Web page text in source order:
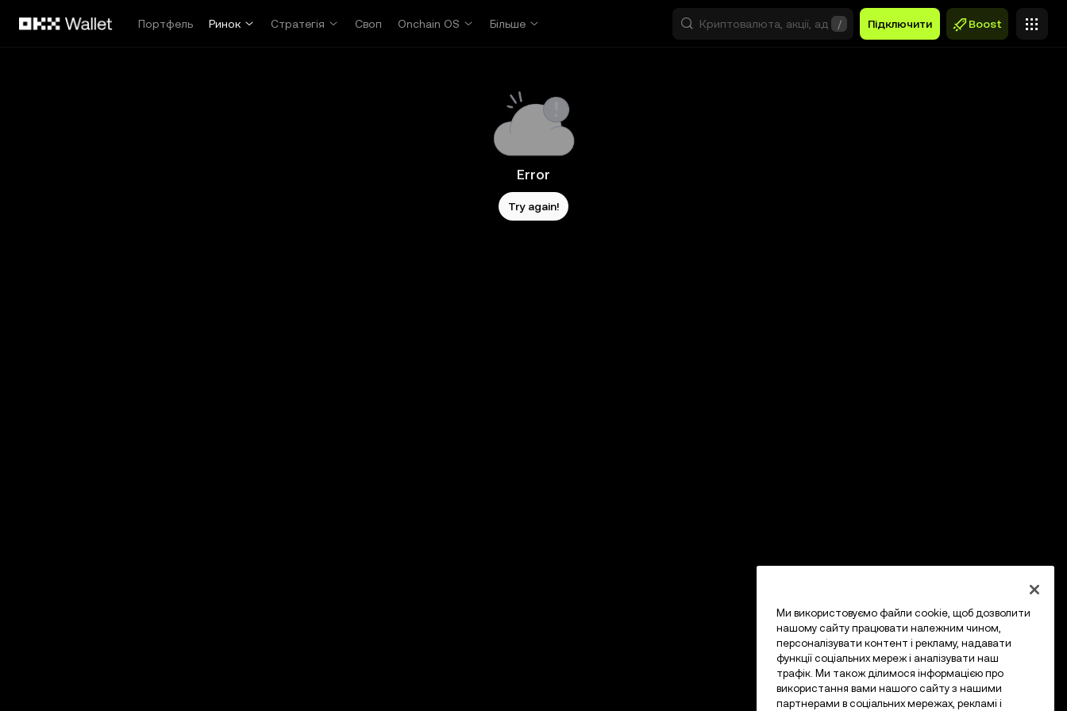
Портфель
Ринок Стратегія Своп Onchain OS Більше / Підключити Boost
Error
Try again!
Ми використовуємо файли cookie, щоб дозволити
нашому сайту працювати належним чином,
персоналізувати контент і рекламу, надавати
функції соціальних мереж і аналізувати наш
трафік. Ми також ділимося інформацією про
використання вами нашого сайту з нашими
партнерами в соціальних мережах, рекламі і